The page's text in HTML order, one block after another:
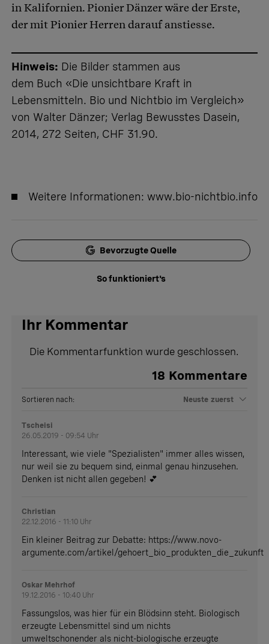
in Kalifornien. Pionier Dänzer wäre der Erste,
der mit Pionier Herren darauf anstiesse.
Hinweis: Die Bilder stammen aus
dem Buch «Die unsichtbare Kraft in
Lebensmitteln. Bio und Nichtbio im Vergleich»
von Walter Dänzer; Verlag Bewusstes Dasein,
2014, 272 Seiten, CHF 31.90.
Weitere Informationen: www.bio-nichtbio.info
Bevorzugte Quelle
So funktioniert's
Ihr Kommentar
Die Kommentarfunktion wurde geschlossen.
18 Kommentare
Sortieren nach: Neuste zuerst
Tscheisi
26.05.2019 - 09:54 Uhr
Interessant, wie viele "Spezialisten" immer alles wissen,
nur weil sie zu bequem sind, einmal genau hinzusehen.
Denken ist nicht allen gegeben! 💕
Christian
22.12.2016 - 11:10 Uhr
Ein kleiner Beitrag zur Debatte: https://www.novo-
argumente.com/artikel/gehoert_bio_produkten_die_zukunft
Oskar Mehrhof
19.12.2016 - 10:40 Uhr
Fassungslos, was hier für ein Blödsinn steht. Biologisch
erzeugte Lebensmittel sind um nichts
umweltschonender als nicht-biologische erzeugte